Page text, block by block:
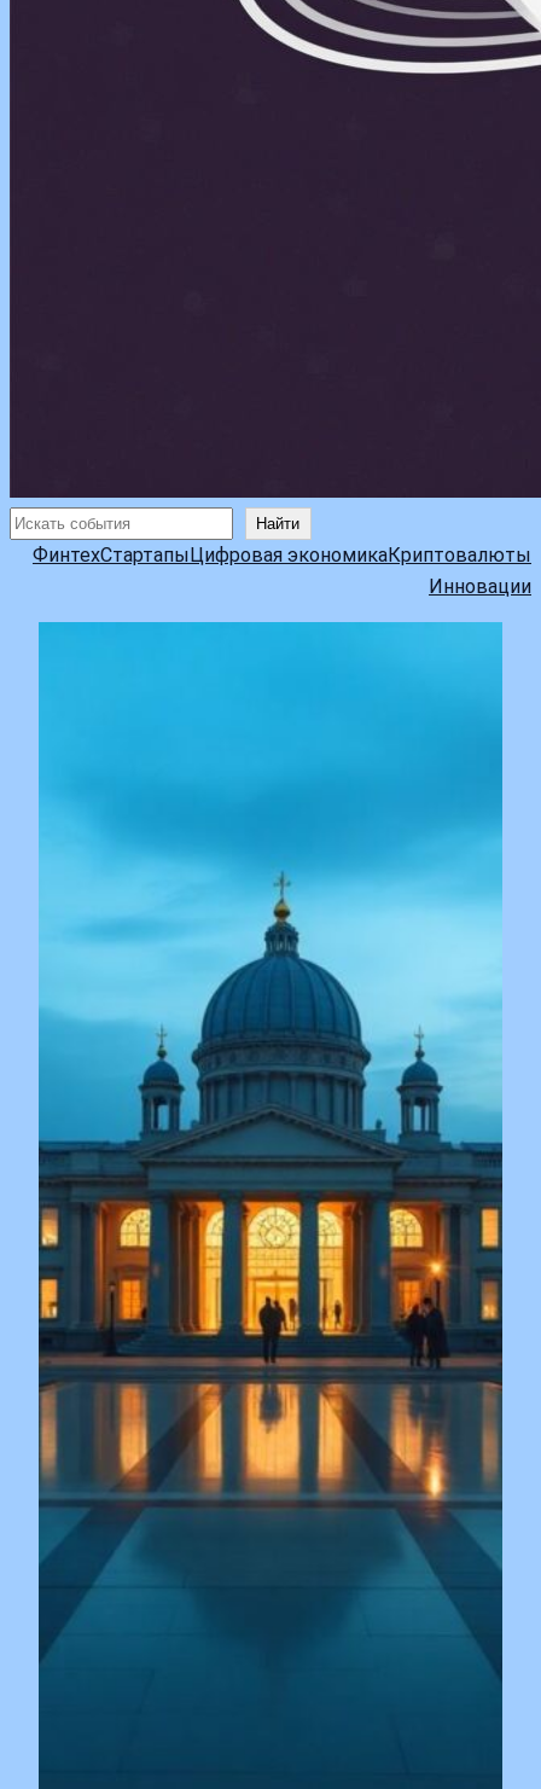
Поиск Найти
ФинтехСтартапыЦифровая экономикаКриптовалюты
Инновации